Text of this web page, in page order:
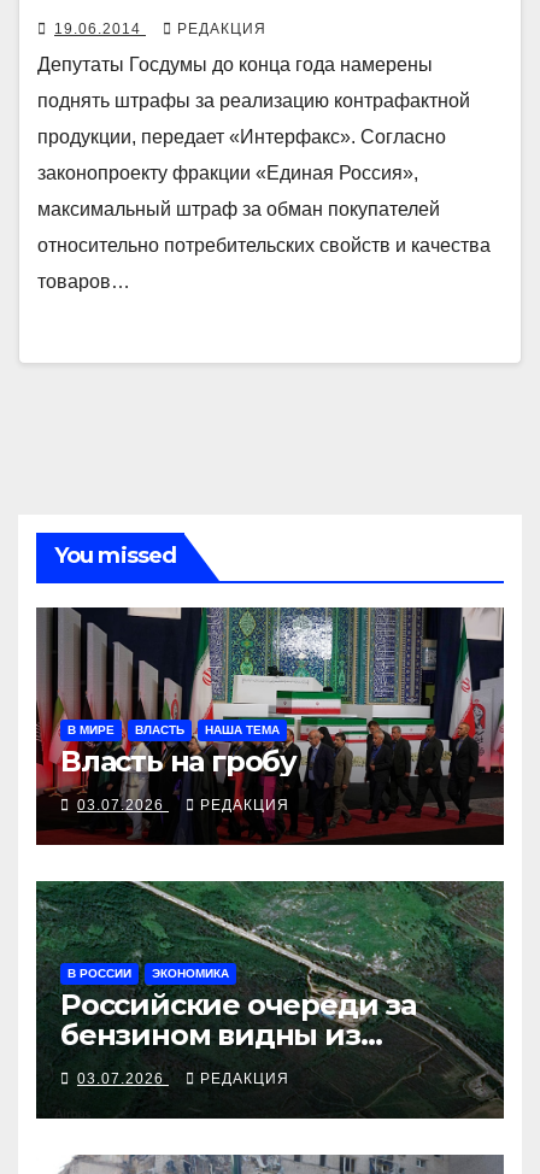
19.06.2014 РЕДАКЦИЯ
Депутаты Госдумы до конца года намерены
поднять штрафы за реализацию контрафактной
продукции, передает «Интерфакс». Согласно
законопроекту фракции «Единая Россия»,
максимальный штраф за обман покупателей
относительно потребительских свойств и качества
товаров…
You missed
В МИРЕ ВЛАСТЬ НАША ТЕМА
Власть на гробу
03.07.2026 РЕДАКЦИЯ
В РОССИИ ЭКОНОМИКА
Российские очереди за
бензином видны из
космоса
03.07.2026 РЕДАКЦИЯ